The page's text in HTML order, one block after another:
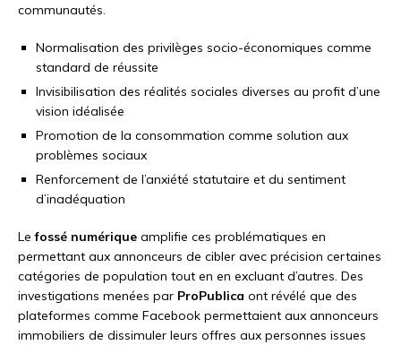
communautés.
Normalisation des privilèges socio-économiques comme
standard de réussite
Invisibilisation des réalités sociales diverses au profit d’une
vision idéalisée
Promotion de la consommation comme solution aux
problèmes sociaux
Renforcement de l’anxiété statutaire et du sentiment
d’inadéquation
Lefossé numérique amplifie ces problématiques en
permettant aux annonceurs de cibler avec précision certaines
catégories de population tout en en excluant d’autres. Des
investigations menées par ProPublica ont révélé que des
plateformes comme Facebook permettaient aux annonceurs
immobiliers de dissimuler leurs offres aux personnes issues